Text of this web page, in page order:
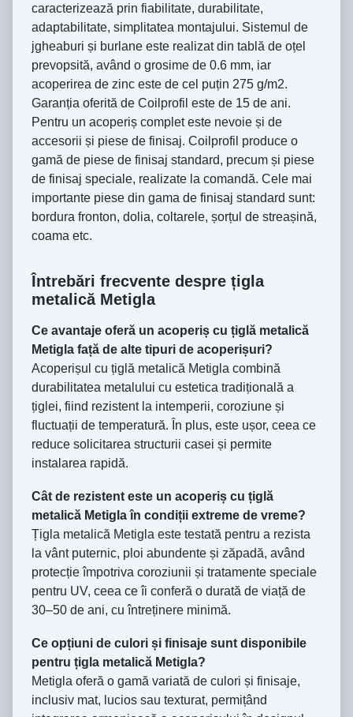
caracterizează prin fiabilitate, durabilitate,
adaptabilitate, simplitatea montajului. Sistemul de
jgheaburi și burlane este realizat din tablă de oțel
prevopsită, având o grosime de 0.6 mm, iar
acoperirea de zinc este de cel puțin 275 g/m2.
Garanția oferită de Coilprofil este de 15 de ani.
Pentru un acoperiș complet este nevoie și de
accesorii și piese de finisaj. Coilprofil produce o
gamă de piese de finisaj standard, precum și piese
de finisaj speciale, realizate la comandă. Cele mai
importante piese din gama de finisaj standard sunt:
bordura fronton, dolia, coltarele, șorțul de streașină,
coama etc.
Întrebări frecvente despre țigla
metalică Metigla
Ce avantaje oferă un acoperiș cu țiglă metalică
Metigla față de alte tipuri de acoperișuri?
Acoperișul cu țiglă metalică Metigla combină
durabilitatea metalului cu estetica tradițională a
țiglei, fiind rezistent la intemperii, coroziune și
fluctuații de temperatură. În plus, este ușor, ceea ce
reduce solicitarea structurii casei și permite
instalarea rapidă.
Cât de rezistent este un acoperiș cu țiglă
metalică Metigla în condiții extreme de vreme?
Țigla metalică Metigla este testată pentru a rezista
la vânt puternic, ploi abundente și zăpadă, având
protecție împotriva coroziunii și tratamente speciale
pentru UV, ceea ce îi conferă o durată de viață de
30–50 de ani, cu întreținere minimă.
Ce opțiuni de culori și finisaje sunt disponibile
pentru țigla metalică Metigla?
Metigla oferă o gamă variată de culori și finisaje,
inclusiv mat, lucios sau texturat, permițând